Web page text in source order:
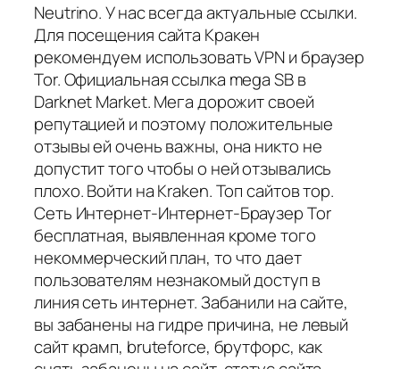
Neutrino. У нас всегда актуальные ссылки.
Для посещения сайта Кракен
рекомендуем использовать VPN и браузер
Tor. Официальная ссылка mega SB в
Darknet Market. Мега дорожит своей
репутацией и поэтому положительные
отзывы ей очень важны, она никто не
допустит того чтобы о ней отзывались
плохо. Войти на Kraken. Топ сайтов тор.
Сеть Интернет-Интернет-Браузер Tor
бесплатная, выявленная кроме того
некоммерческий план, то что дает
пользователям незнакомый доступ в
линия сеть интернет. Забанили на сайте,
вы забанены на гидре причина, не левый
сайт крамп, bruteforce, брутфорс, как